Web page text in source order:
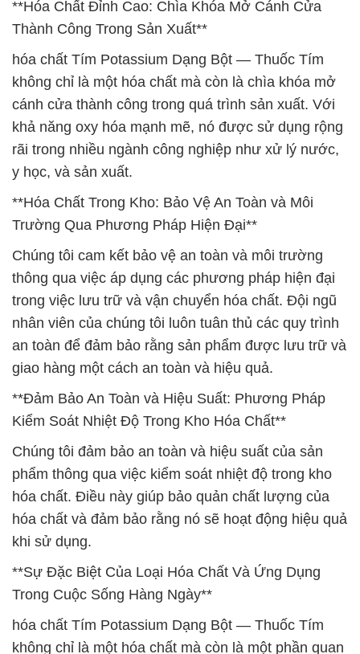
**Hóa Chất Đỉnh Cao: Chìa Khóa Mở Cánh Cửa
Thành Công Trong Sản Xuất**
hóa chất Tím Potassium Dạng Bột — Thuốc Tím
không chỉ là một hóa chất mà còn là chìa khóa mở
cánh cửa thành công trong quá trình sản xuất. Với
khả năng oxy hóa mạnh mẽ, nó được sử dụng rộng
rãi trong nhiều ngành công nghiệp như xử lý nước,
y học, và sản xuất.
**Hóa Chất Trong Kho: Bảo Vệ An Toàn và Môi
Trường Qua Phương Pháp Hiện Đại**
Chúng tôi cam kết bảo vệ an toàn và môi trường
thông qua việc áp dụng các phương pháp hiện đại
trong việc lưu trữ và vận chuyển hóa chất. Đội ngũ
nhân viên của chúng tôi luôn tuân thủ các quy trình
an toàn để đảm bảo rằng sản phẩm được lưu trữ và
giao hàng một cách an toàn và hiệu quả.
**Đảm Bảo An Toàn và Hiệu Suất: Phương Pháp
Kiểm Soát Nhiệt Độ Trong Kho Hóa Chất**
Chúng tôi đảm bảo an toàn và hiệu suất của sản
phẩm thông qua việc kiểm soát nhiệt độ trong kho
hóa chất. Điều này giúp bảo quản chất lượng của
hóa chất và đảm bảo rằng nó sẽ hoạt động hiệu quả
khi sử dụng.
**Sự Đặc Biệt Của Loại Hóa Chất Và Ứng Dụng
Trong Cuộc Sống Hàng Ngày**
hóa chất Tím Potassium Dạng Bột — Thuốc Tím
không chỉ là một hóa chất mà còn là một phần quan